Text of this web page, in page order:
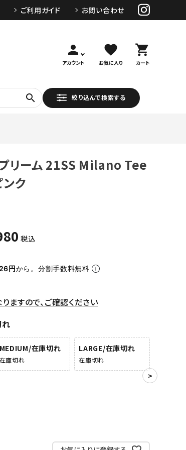
ご利用ガイド お問い合わせ
person
アカウント
favorite
お気に入り
shopping_cart
カート
search 絞り込んで検索する
リーム 21SS Milano Tee
ク
税込
円から。分割手数料無料
ますので、ご確認ください
MEDIUM/在庫切れ
在庫切れ
LARGE/在庫切れ
在庫切れ